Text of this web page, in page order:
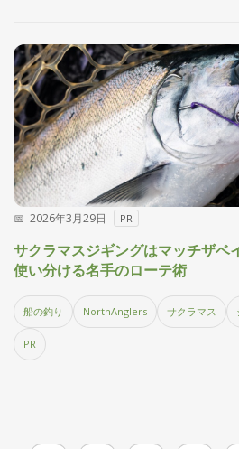
2026年3月29日 PR
サクラマスジギングはマッチザベ
使い分ける名手のローテ術
船の釣り NorthAnglers サクラマス
PR